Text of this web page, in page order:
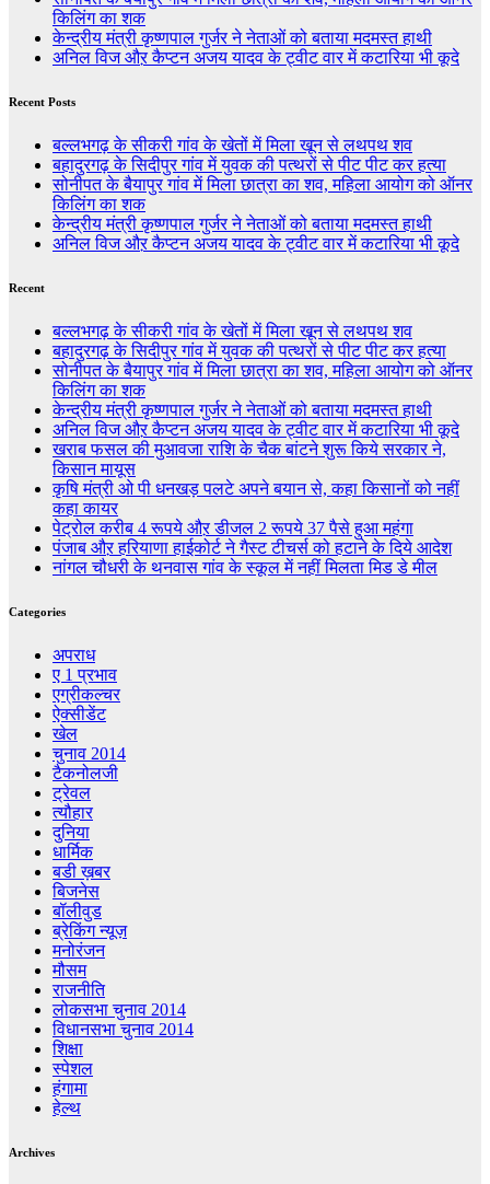
किलिंग का शक
केन्द्रीय मंत्री कृष्णपाल गुर्जर ने नेताओं को बताया मदमस्त हाथी
अनिल विज औऱ कैप्टन अजय यादव के ट्वीट वार में कटारिया भी कूदे
Recent Posts
बल्लभगढ़ के सीकरी गांव के खेतों में मिला खून से लथपथ शव
बहादुरगढ़ के सिदीपुर गांव में युवक की पत्थरों से पीट पीट कर हत्या
सोनीपत के बैयापुर गांव में मिला छात्रा का शव, महिला आयोग को ऑनर
किलिंग का शक
केन्द्रीय मंत्री कृष्णपाल गुर्जर ने नेताओं को बताया मदमस्त हाथी
अनिल विज औऱ कैप्टन अजय यादव के ट्वीट वार में कटारिया भी कूदे
Recent
बल्लभगढ़ के सीकरी गांव के खेतों में मिला खून से लथपथ शव
बहादुरगढ़ के सिदीपुर गांव में युवक की पत्थरों से पीट पीट कर हत्या
सोनीपत के बैयापुर गांव में मिला छात्रा का शव, महिला आयोग को ऑनर
किलिंग का शक
केन्द्रीय मंत्री कृष्णपाल गुर्जर ने नेताओं को बताया मदमस्त हाथी
अनिल विज औऱ कैप्टन अजय यादव के ट्वीट वार में कटारिया भी कूदे
खराब फसल की मुआवजा राशि के चैक बांटने शुरू किये सरकार ने,
किसान मायूस
कृषि मंत्री ओ पी धनखड़ पलटे अपने बयान से, कहा किसानों को नहीं
कहा कायर
पेट्रोल करीब 4 रूपये औऱ डीजल 2 रूपये 37 पैसे हुआ महंगा
पंजाब औऱ हरियाणा हाईकोर्ट ने गैस्ट टीचर्स को हटाने के दिये आदेश
नांगल चौधरी के थनवास गांव के स्कूल में नहीं मिलता मिड डे मील
Categories
अपराध
ए 1 प्रभाव
एग्रीकल्चर
ऐक्सीडेंट
खेल
चुनाव 2014
टैकनोलजी
ट्रेवल
त्यौहार
दुनिया
धार्मिक
बडी ख़बर
बिजनेस
बॉलीवुड
ब्रेकिंग न्यूज़
मनोरंजन
मौसम
राजनीति
लोकसभा चुनाव 2014
विधानसभा चुनाव 2014
शिक्षा
स्पेशल
हंगामा
हेल्थ
Archives